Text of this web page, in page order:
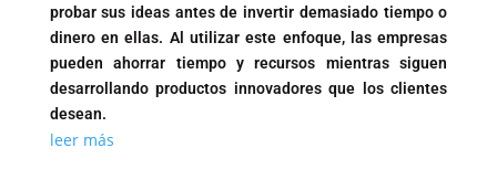
probar sus ideas antes de invertir demasiado tiempo o
dinero en ellas. Al utilizar este enfoque, las empresas
pueden ahorrar tiempo y recursos mientras siguen
desarrollando productos innovadores que los clientes
desean.
leer más